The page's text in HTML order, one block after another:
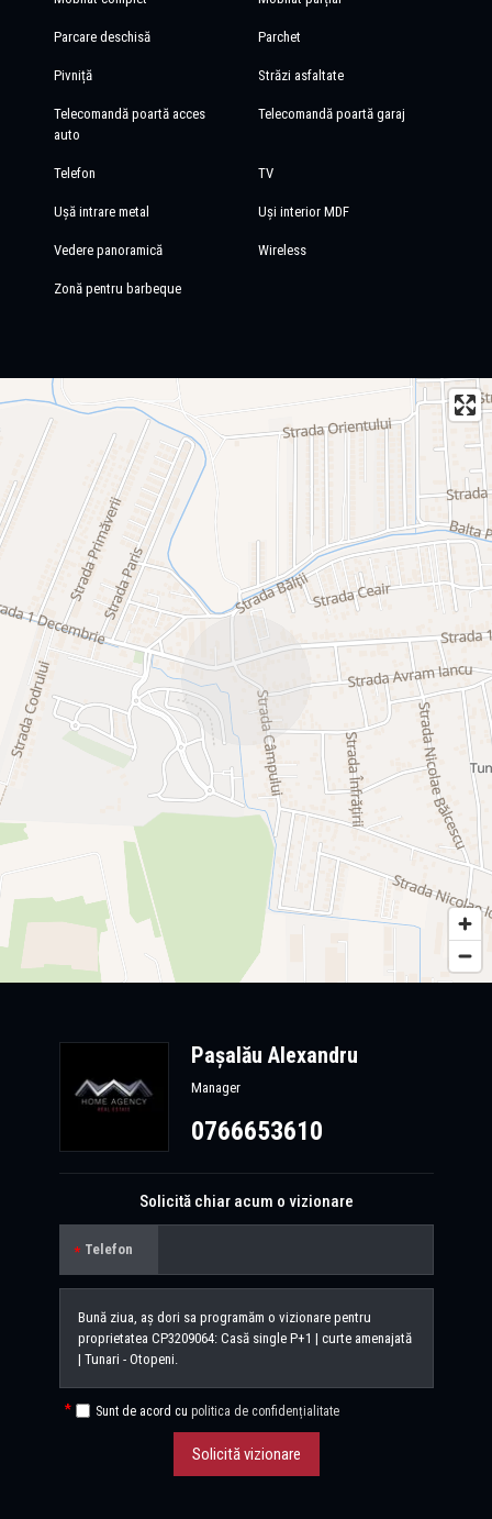
Parcare deschisă Parchet
Pivniță Străzi asfaltate
Telecomandă poartă acces
auto
Telecomandă poartă garaj
Telefon TV
Ușă intrare metal Uși interior MDF
Vedere panoramică Wireless
Zonă pentru barbeque
Pașalău Alexandru
Manager
0766653610
Solicită chiar acum o vizionare
Telefon
Sunt de acord cu politica de confidențialitate
Solicită vizionare